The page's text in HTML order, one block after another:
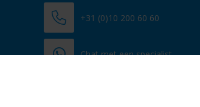
+31 (0)10 200 60 60
Chat met een specialist